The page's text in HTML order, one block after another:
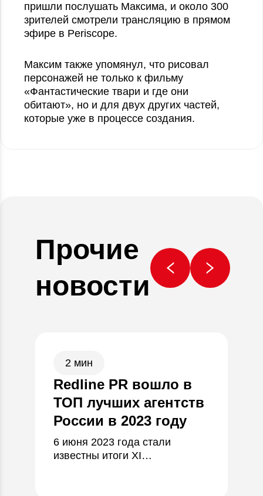
пришли послушать Максима, и около 300
зрителей смотрели трансляцию в прямом
эфире в Periscope.
Максим также упомянул, что рисовал
персонажей не только к фильму
«Фантастические твари и где они
обитают», но и для двух других частей,
которые уже в процессе создания.
Прочие
новости
2 мин
Redline PR вошло в
ТОП лучших агентств
России в 2023 году
6 июня 2023 года стали
известны итоги XI